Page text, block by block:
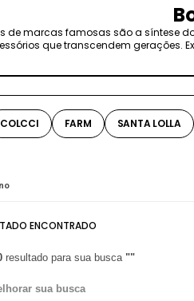
de marcas famosas são a síntese
que transcendem gerações.
COLCCI FARM SANTA LOLLA
ENCONTRADO
resultado para sua busca ""
sua busca